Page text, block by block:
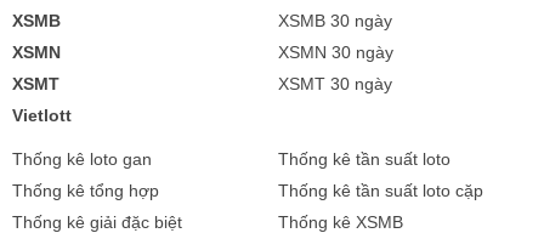
XSMB
XSMN
XSMT
Vietlott
XSMB 30 ngày
XSMN 30 ngày
XSMT 30 ngày
Thống kê loto gan
Thống kê tổng hợp
Thống kê giải đặc biệt
Thống kê tần suất loto
Thống kê tần suất loto cặp
Thống kê XSMB